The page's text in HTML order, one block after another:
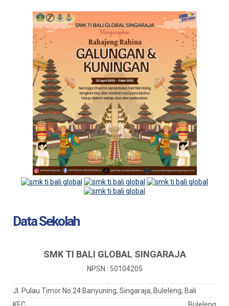
Data Sekolah
SMK TI BALI GLOBAL SINGARAJA
NPSN : 50104205
Jl. Pulau Timor No.24 Banyuning, Singaraja, Buleleng, Bali